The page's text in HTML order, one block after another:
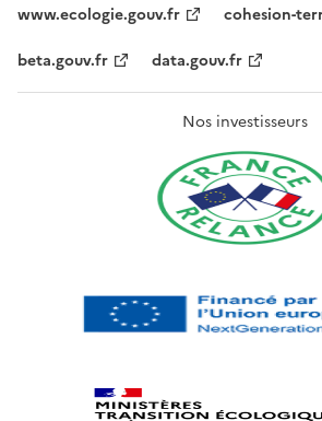
www.ecologie.gouv.fr
cohesion-
beta.gouv.fr
data.gouv.fr
Nos investisseurs